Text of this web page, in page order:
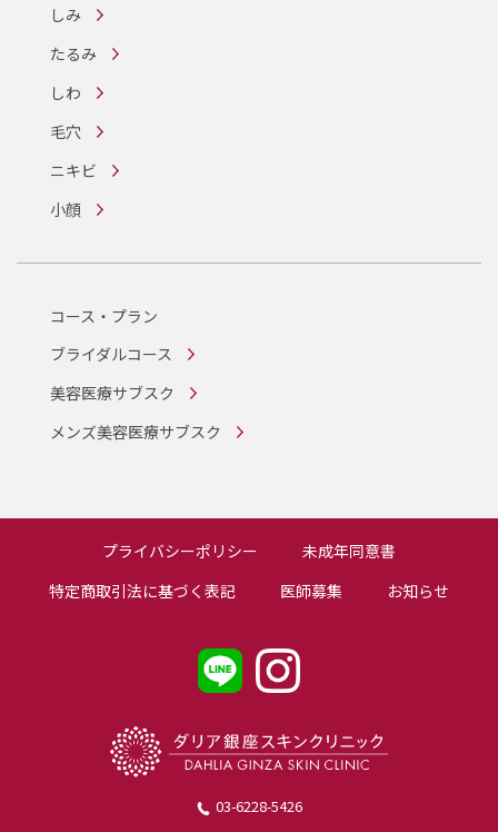
しみ
たるみ
しわ
毛穴
ニキビ
小顔
コース・プラン
ブライダルコース
美容医療サブスク
メンズ美容医療サブスク
プライバシーポリシー
未成年同意書
特定商取引法に基づく表記
医師募集 お知らせ
03-6228-5426